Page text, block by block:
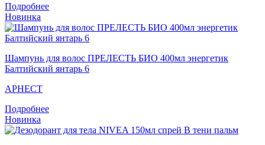
Подробнее
Новинка
Шампунь для волос ПРЕЛЕСТЬ БИО 400мл энергетик
Балтийский янтарь 6
АРНЕСТ
Подробнее
Новинка